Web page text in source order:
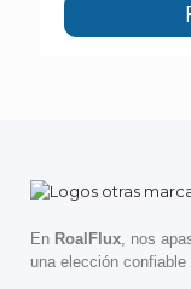
En RoalFlux, nos
una elección